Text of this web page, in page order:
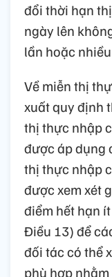
đổi thời hạn
ngày lên
lần hoặc
Về miễn thị
xuất quy định
thị thực nhập
được áp dụng
thị thực nhập
được xem xét
điểm hết hạn
Điều 13) để
đối tác có thể
phù hợp